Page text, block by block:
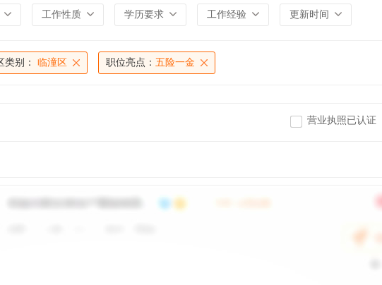
工作性质 学历要求 工作经验 更新时间
类别： 临潼区 职位亮点： 五险一金
营业执照已认证